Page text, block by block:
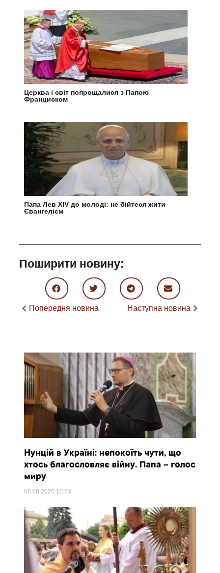
Церква і світ попрощалися з Папою
Франциском
Папа Лев XIV до молоді: не бійтеся жити
Євангелієм
Поширити новину:
Попередня новина Наступна новина
Нунцій в Україні: непокоїть чути, що
хтось благословляє війну. Папа – голос
миру
06.08.2026 10:53